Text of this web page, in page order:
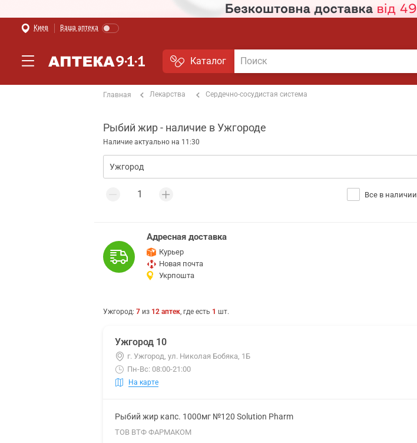
Киев Ваша аптека
Каталог
Главная Лекарства Сердечно-сосудистая система
Рыбий жир - наличие в Ужгороде
Наличие актуально на 11:30
Все в наличии
Адресная доставка
Курьер
Новая почта
Укрпошта
Ужгород: 7 из 12 аптек, где есть 1 шт.
Ужгород 10
г. Ужгород, ул. Николая Бобяка, 1Б
Пн-Вс: 08:00-21:00
На карте
Рыбий жир капс. 1000мг №120 Solution Pharm
ТОВ ВТФ ФАРМАКОМ